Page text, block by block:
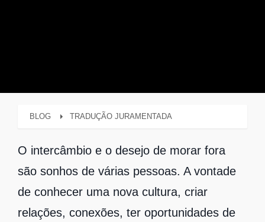
BLOG TRADUÇÃO JURAMENTADA
O intercâmbio e o desejo de morar fora
são sonhos de várias pessoas. A vontade
de conhecer uma nova cultura, criar
relações, conexões, ter oportunidades de